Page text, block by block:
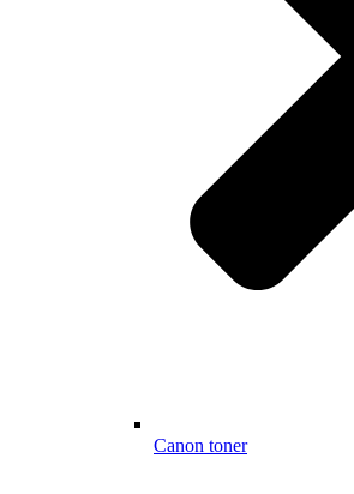
Canon toner